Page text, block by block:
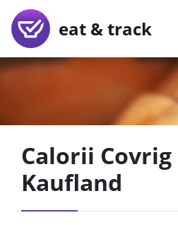
eat & track
Calorii
Kaufland